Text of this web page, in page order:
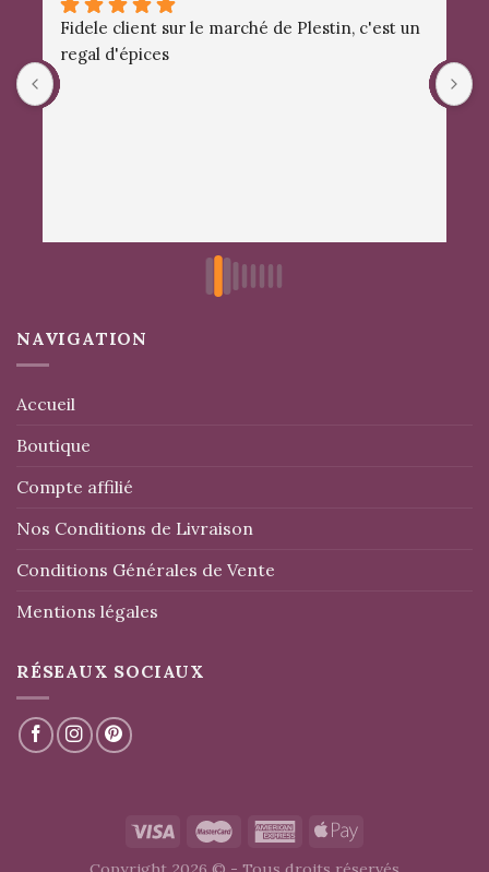
Fidele client sur le marché de Plestin, c'est un
regal d'épices
NAVIGATION
Accueil
Boutique
Compte affilié
Nos Conditions de Livraison
Conditions Générales de Vente
Mentions légales
RÉSEAUX SOCIAUX